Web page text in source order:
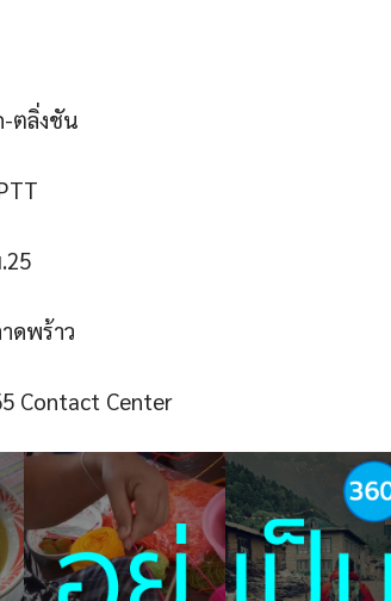
-ตลิ่งชัน
ดพร้าว
Contact Center